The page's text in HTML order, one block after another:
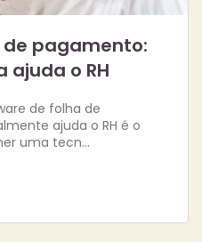
pagamento:
ajuda o RH
de folha de
ajuda o RH é o
uma tecn…